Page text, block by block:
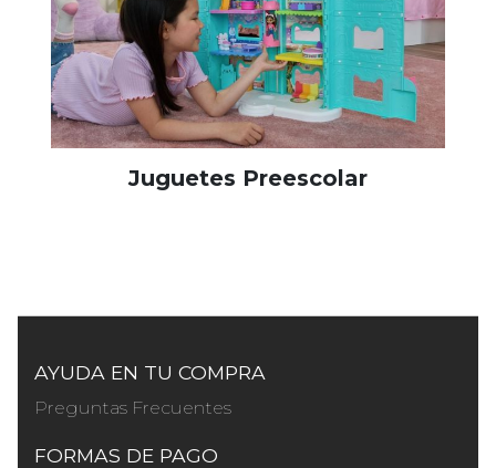
Juguetes Preescolar
AYUDA EN TU COMPRA
Preguntas Frecuentes
FORMAS DE PAGO